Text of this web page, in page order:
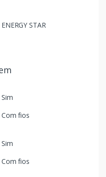
ENERGY STAR
Sim
Com fios
Sim
Com fios